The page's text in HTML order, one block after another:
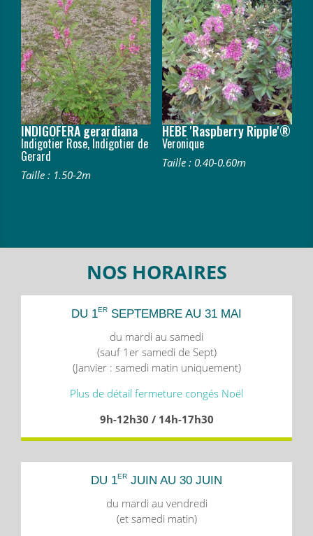
INDIGOFERA gerardiana
Indigotier Rose, Indigotier de
Gerard
Taille : 1.50-2m
HEBE 'Raspberry Ripple'®
Veronique
Taille : 0.40-0.60m
NOS HORAIRES
DU 1ER SEPTEMBRE AU 31 MAI
du mardi au samedi
(sauf 1er samedi de Sept)
(Janvier : samedi matin uniquement)
Plus de détail fermeture congés Noël
9h-12h30 / 14h-17h30
DU 1ER JUIN AU 30 JUIN
du mardi au vendredi
(et samedi matin)